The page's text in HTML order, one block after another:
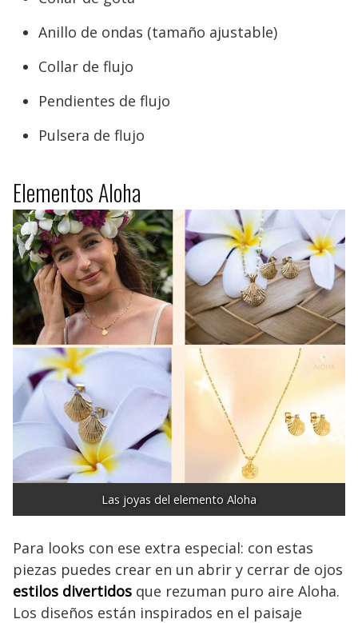
Anillo de ondas (tamaño ajustable)
Collar de flujo
Pendientes de flujo
Pulsera de flujo
Elementos Aloha
Las joyas del elemento Aloha
Para looks con ese extra especial: con estas
piezas puedes crear en un abrir y cerrar de ojos
estilos divertidos que rezuman puro aire Aloha.
Los diseños están inspirados en el paisaje